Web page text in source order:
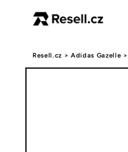
obsahu
Resell.cz > Adidas Gazelle >
Přejít na